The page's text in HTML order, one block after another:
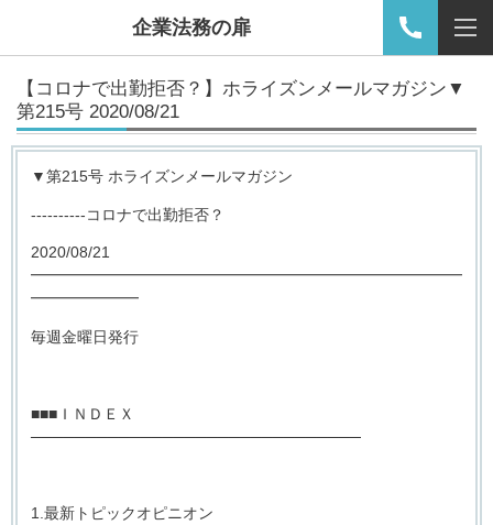
企業法務の扉
【コロナで出勤拒否？】ホライズンメールマガジン▼
第215号 2020/08/21
▼第215号 ホライズンメールマガジン
----------コロナで出勤拒否？
2020/08/21
━━━━━━━━━━━━━━━━━━━━━━━━━━━━
━━━━━━━
毎週金曜日発行
■■■ＩＮＤＥＸ
──────────────────────────────
1.最新トピックオピニオン